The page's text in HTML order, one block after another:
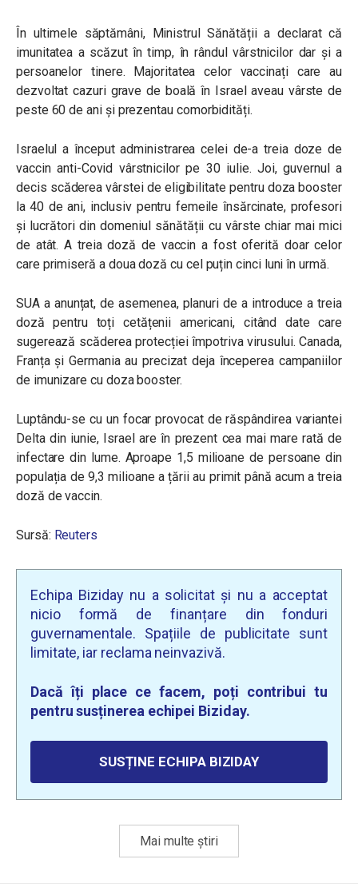
În ultimele săptămâni, Ministrul Sănătății a declarat că
imunitatea a scăzut în timp, în rândul vârstnicilor dar și a
persoanelor tinere. Majoritatea celor vaccinați care au
dezvoltat cazuri grave de boală în Israel aveau vârste de
peste 60 de ani și prezentau comorbidități.
Israelul a început administrarea celei de-a treia doze de
vaccin anti-Covid vârstnicilor pe 30 iulie. Joi, guvernul a
decis scăderea vârstei de eligibilitate pentru doza booster
la 40 de ani, inclusiv pentru femeile însărcinate, profesori
și lucrători din domeniul sănătății cu vârste chiar mai mici
de atât. A treia doză de vaccin a fost oferită doar celor
care primiseră a doua doză cu cel puțin cinci luni în urmă.
SUA a anunțat, de asemenea, planuri de a introduce a treia
doză pentru toți cetățenii americani, citând date care
sugerează scăderea protecției împotriva virusului. Canada,
Franța și Germania au precizat deja începerea campaniilor
de imunizare cu doza booster.
Luptându-se cu un focar provocat de răspândirea variantei
Delta din iunie, Israel are în prezent cea mai mare rată de
infectare din lume. Aproape 1,5 milioane de persoane din
populația de 9,3 milioane a țării au primit până acum a treia
doză de vaccin.
Sursă: Reuters
Echipa Biziday nu a solicitat și nu a acceptat
nicio formă de finanțare din fonduri
guvernamentale. Spațiile de publicitate sunt
limitate, iar reclama neinvazivă.
Dacă îți place ce facem, poți contribui tu
pentru susținerea echipei Biziday.
SUSȚINE ECHIPA BIZIDAY
Mai multe știri